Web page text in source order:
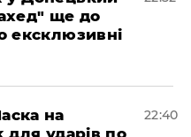
ще до
ексклюзивні
на
22:40